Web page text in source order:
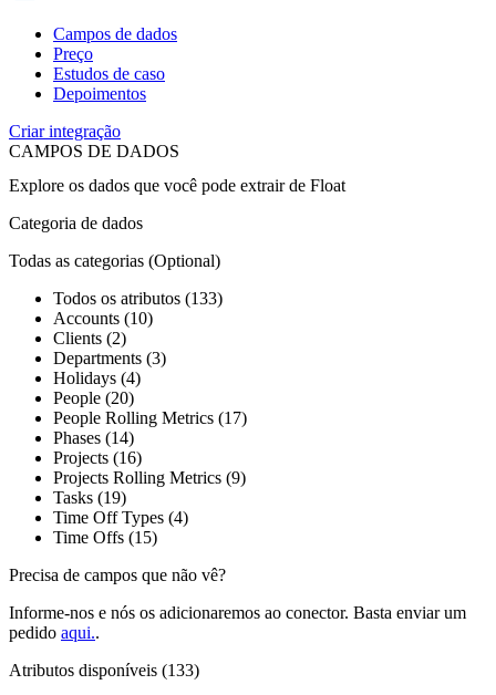
Campos de dados
Preço
Estudos de caso
Depoimentos
Criar integração
CAMPOS DE DADOS
Explore os dados que você pode extrair de Float
Categoria de dados
Todas as categorias (Optional)
Todos os atributos (133)
Accounts (10)
Clients (2)
Departments (3)
Holidays (4)
People (20)
People Rolling Metrics (17)
Phases (14)
Projects (16)
Projects Rolling Metrics (9)
Tasks (19)
Time Off Types (4)
Time Offs (15)
Precisa de campos que não vê?
Informe-nos e nós os adicionaremos ao conector. Basta enviar um
pedido aqui..
Atributos disponíveis (133)